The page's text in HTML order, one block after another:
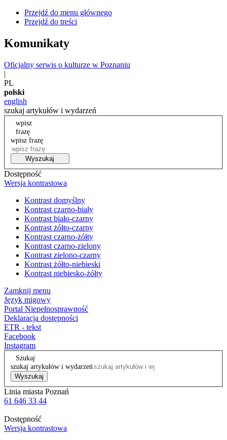
Przejdź do menu głównego
Przejdź do treści
Komunikaty
Oficjalny serwis o kulturze w Poznaniu
|
PL
polski
english
szukaj artykułów i wydarzeń
wpisz
frazę
wpisz frazę
Wyszukaj
Dostępność
Wersja kontrastowa
Kontrast domyślny
Kontrast czarno-biały
Kontrast biało-czarny
Kontrast żółto-czarny
Kontrast czarno-żółty
Kontrast czarno-zielony
Kontrast zielono-czarny
Kontrast żółto-niebieski
Kontrast niebiesko-żółty
Zamknij menu
Język migowy
Portal Niepełnosprawność
Deklaracja dostępności
ETR - tekst
Facebook
Instagram
Szukaj
szukaj artykułów i wydarzeń
Wyszukaj
Linia miasta Poznań
61 646 33 44
Dostępność
Wersja kontrastowa